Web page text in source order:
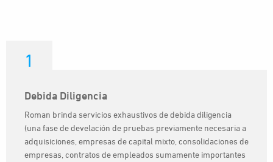
1
Debida Diligencia
Roman brinda servicios exhaustivos de debida diligencia
(una fase de develación de pruebas previamente necesaria a
adquisiciones, empresas de capital mixto, consolidaciones de
empresas, contratos de empleados sumamente importantes